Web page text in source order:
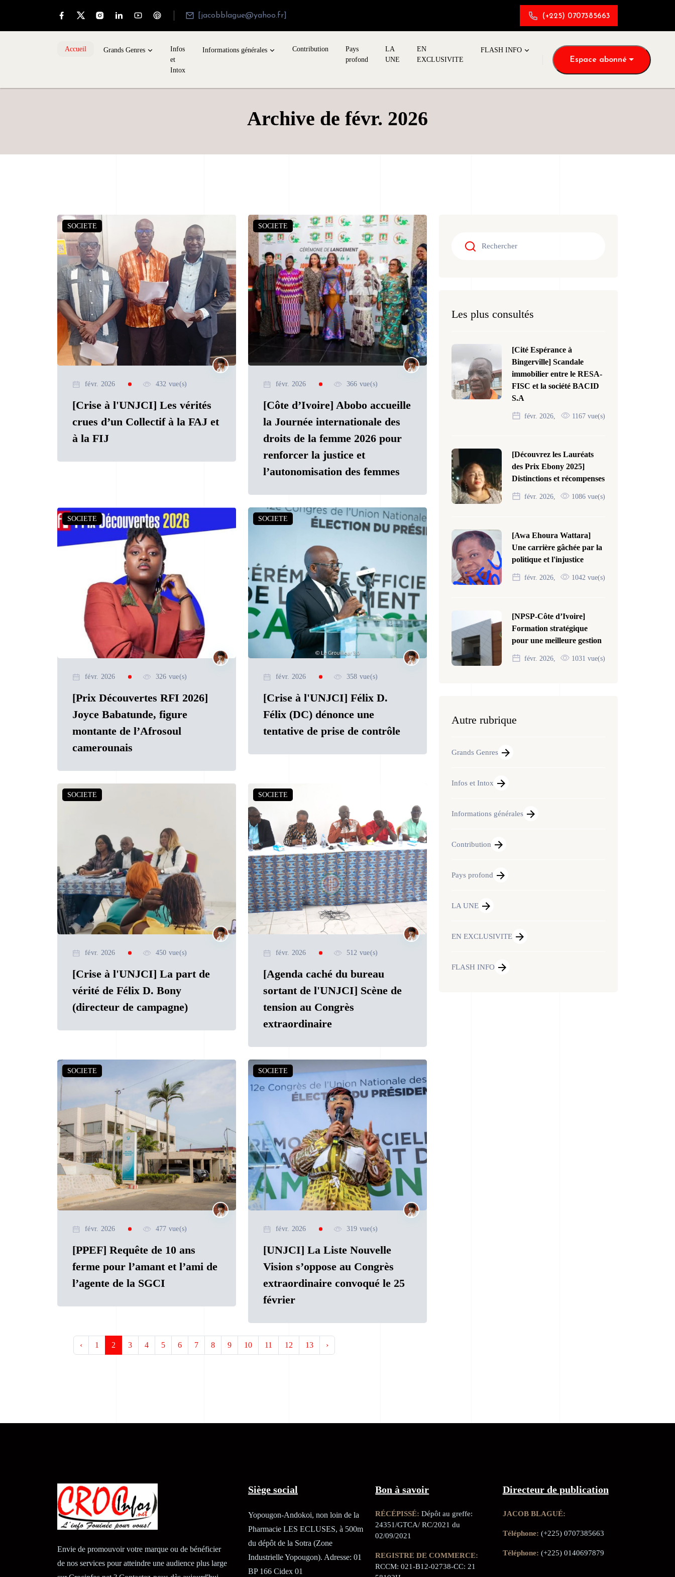
[jacobblague@yahoo.fr] (+225) 0707385663
Accueil Grands Genres
Infos
et
Intox
Informations générales Contribution
Pays
profond
LA
UNE
EN
EXCLUSIVITE
FLASH INFO
Espace abonné
Archive de févr. 2026
SOCIETE
févr. 2026 432 vue(s)
[Crise à l'UNJCI] Les vérités
crues d’un Collectif à la FAJ et
à la FIJ
SOCIETE
févr. 2026 366 vue(s)
[Côte d’Ivoire] Abobo accueille
la Journée internationale des
droits de la femme 2026 pour
renforcer la justice et
l’autonomisation des femmes
SOCIETE
févr. 2026 326 vue(s)
[Prix Découvertes RFI 2026]
Joyce Babatunde, figure
montante de l’Afrosoul
camerounais
SOCIETE
févr. 2026 358 vue(s)
[Crise à l'UNJCI] Félix D.
Félix (DC) dénonce une
tentative de prise de contrôle
SOCIETE
févr. 2026 450 vue(s)
[Crise à l'UNJCI] La part de
vérité de Félix D. Bony
(directeur de campagne)
SOCIETE
févr. 2026 512 vue(s)
[Agenda caché du bureau
sortant de l'UNJCI] Scène de
tension au Congrès
extraordinaire
SOCIETE
févr. 2026 477 vue(s)
[PPEF] Requête de 10 ans
ferme pour l’amant et l’ami de
l’agente de la SGCI
SOCIETE
févr. 2026 319 vue(s)
[UNJCI] La Liste Nouvelle
Vision s’oppose au Congrès
extraordinaire convoqué le 25
février
‹ 1 2 3 4 5 6 7 8 9 10 11 12 13 ›
Les plus consultés
[Cité Espérance à
Bingerville] Scandale
immobilier entre le RESA-
FISC et la société BACID
S.A
févr. 2026, 1167 vue(s)
[Découvrez les Lauréats
des Prix Ebony 2025]
Distinctions et récompenses
févr. 2026, 1086 vue(s)
[Awa Ehoura Wattara]
Une carrière gâchée par la
politique et l'injustice
févr. 2026, 1042 vue(s)
[NPSP-Côte d’Ivoire]
Formation stratégique
pour une meilleure gestion
févr. 2026, 1031 vue(s)
Autre rubrique
Grands Genres
Infos et Intox
Informations générales
Contribution
Pays profond
LA UNE
EN EXCLUSIVITE
FLASH INFO
Envie de promouvoir votre marque ou de bénéficier
de nos services pour atteindre une audience plus large
Siège social
Yopougon-Andokoi, non loin de la
Pharmacie LES ECLUSES, à 500m
du dépôt de la Sotra (Zone
Industrielle Yopougon). Adresse: 01
BP 166 Cidex 01
Bon à savoir
RÉCÉPISSÉ: Dépôt au greffe:
24351/GTCA/ RC/2021 du
02/09/2021
REGISTRE DE COMMERCE:
RCCM: 021-B12-02738-CC: 21
Directeur de publication
JACOB BLAGUÉ:
Téléphone: (+225) 0707385663
Téléphone: (+225) 0140697879